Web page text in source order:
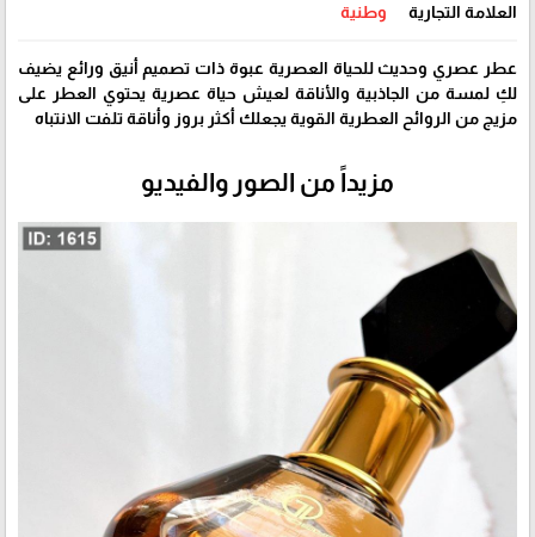
العلامة التجارية وطنية
عطر عصري وحديث للحياة العصرية عبوة ذات تصميم أنيق ورائع يضيف
لكِ لمسة من الجاذبية والأناقة لعيش حياة عصرية يحتوي العطر على
مزيج من الروائح العطرية القوية يجعلك أكثر بروز وأناقة تلفت الانتباه
مزيداً من الصور والفيديو